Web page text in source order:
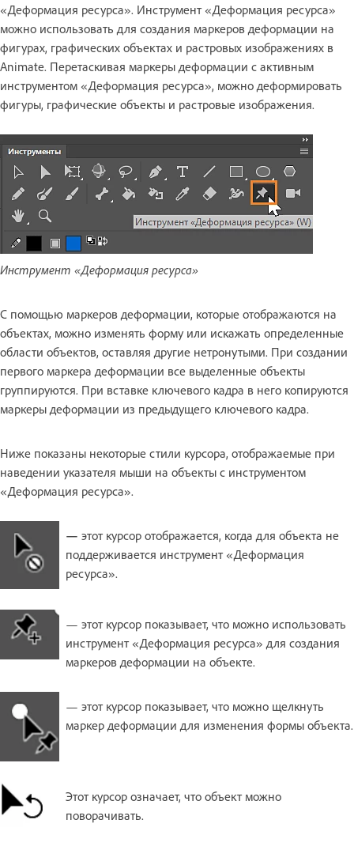
«Деформация ресурса». Инструмент «Деформация ресурса»
можно использовать для создания маркеров деформации на
фигурах, графических объектах и растровых изображениях в
Animate. Перетаскивая маркеры деформации с активным
инструментом «Деформация ресурса», можно деформировать
фигуры, графические объекты и растровые изображения.
Инструмент «Деформация ресурса»
С помощью маркеров деформации, которые отображаются на
объектах, можно изменять форму или искажать определенные
области объектов, оставляя другие нетронутыми. При создании
первого маркера деформации все выделенные объекты
группируются. При вставке ключевого кадра в него копируются
маркеры деформации из предыдущего ключевого кадра.
Ниже показаны некоторые стили курсора, отображаемые при
наведении указателя мыши на объекты с инструментом
«Деформация ресурса».
— этот курсор отображается, когда для объекта не
поддерживается инструмент «Деформация
ресурса».
— этот курсор показывает, что можно использовать
инструмент «Деформация ресурса» для создания
маркеров деформации на объекте.
— этот курсор показывает, что можно щелкнуть
маркер деформации для изменения формы объекта.
Этот курсор означает, что объект можно
поворачивать.